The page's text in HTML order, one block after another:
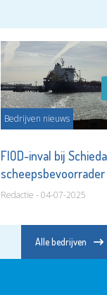
Bedrijven nieuws
FIOD-inval bij
scheepsbevoorrader
Redactie - 04-07-2025
Alle bedrijven